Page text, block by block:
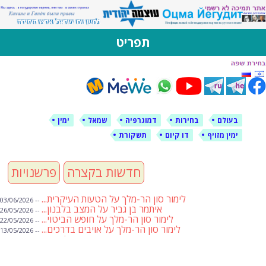
לימין עוצמה יהודית
אתר תמיכה ברוסית ובעברית
תפריט
דילוג
לתוכן
בעולם בחירות דמוגרפיה שמאל
ימין
ימין מזויף
דו קיום תשקורת
פרשנויות חדשות בקצרה
לימור סון הר-מלך על הטעות העיקרית... -- 03/06/2026
איתמר בן גביר על המצב בלבנון... -- 26/05/2026
לימור סון הר-מלך על חופש הביטוי... -- 22/05/2026
לימור סון הר-מלך על אויבים בדרכים... -- 13/05/2026
שבועת אמונים לדעאש